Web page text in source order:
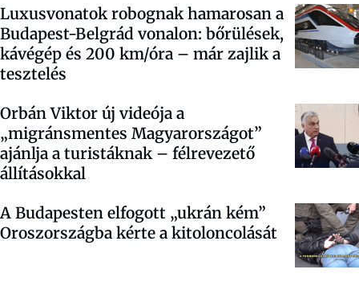
Luxusvonatok robognak hamarosan a
Budapest-Belgrád vonalon: bőrülések,
kávégép és 200 km/óra – már zajlik a
tesztelés
Orbán Viktor új videója a
„migránsmentes Magyarországot”
ajánlja a turistáknak – félrevezető
állításokkal
A Budapesten elfogott „ukrán kém”
Oroszországba kérte a kitoloncolását